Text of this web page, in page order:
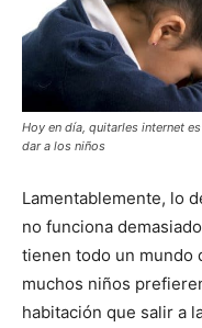
Hoy en día, quitarles internet
dar a los niños
Lamentablemente, lo
no funciona
tienen todo un mundo
muchos niños
habitación que salir a